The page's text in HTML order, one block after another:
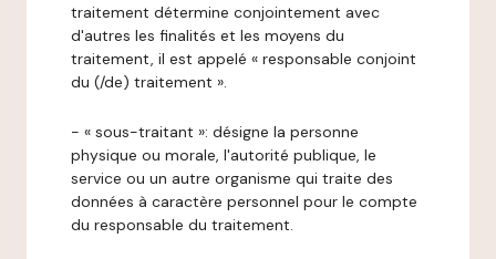
traitement détermine conjointement avec
d'autres les finalités et les moyens du
traitement, il est appelé « responsable conjoint
du (/de) traitement ».
- « sous-traitant »: désigne la personne
physique ou morale, l'autorité publique, le
service ou un autre organisme qui traite des
données à caractère personnel pour le compte
du responsable du traitement.